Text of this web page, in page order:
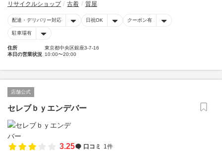
リサイクルショップ 古着 質屋
配達・デリバリー対応 日祝OK クーポン有
駐車場有
住所
東京都中央区銀座3-7-16
本日の営業状況 10:00〜20:00
店舗公式
セレブｂｙエンデバー
3.25 口コミ 1件